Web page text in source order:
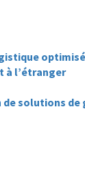
à l’étranger
solutions de